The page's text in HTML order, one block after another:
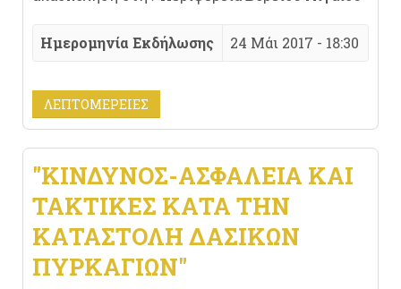
Ημερομηνία Εκδήλωσης 24 Μάι 2017 - 18:30
ΛΕΠΤΟΜΈΡΕΙΕΣ
"ΚΊΝΔΥΝΟΣ-ΑΣΦΆΛΕΙΑ ΚΑΙ
ΤΑΚΤΙΚΈΣ ΚΑΤΆ ΤΗΝ
ΚΑΤΑΣΤΟΛΉ ΔΑΣΙΚΏΝ
ΠΥΡΚΑΓΙΏΝ"